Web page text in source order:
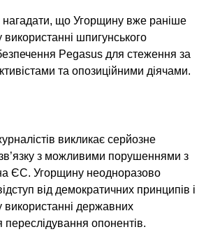
що Угорщину вже раніше
шпигунського
Pegasus для стеження за
та опозиційними діячами.
викликає серйозне
з можливими порушеннями з
ЄС. Угорщину неодноразово
від демократичних принципів і
використанні державних
переслідування опонентів.